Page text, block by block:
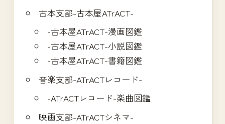
古本支部-古本屋ATrACT-
-古本屋ATrACT-漫画図鑑
-古本屋ATrACT-小説図鑑
-古本屋ATrACT-書籍図鑑
音楽支部-ATrACTレコード-
-ATrACTレコード-楽曲図鑑
映画支部-ATrACTシネマ-